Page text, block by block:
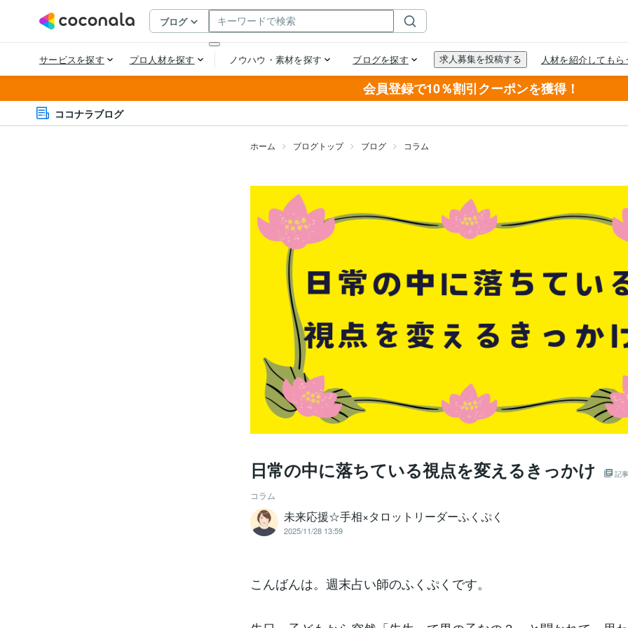
会員登録で10％割引クーポンを獲得！
ココナラブログ
ホーム ブログトップ ブログ コラム
日常の中に落ちている視点を変えるきっかけ 記事
コラム
未来応援☆手相×タロットリーダーふくぷく
2025/11/28 13:59
こんばんは。週末占い師のふくぷくです。